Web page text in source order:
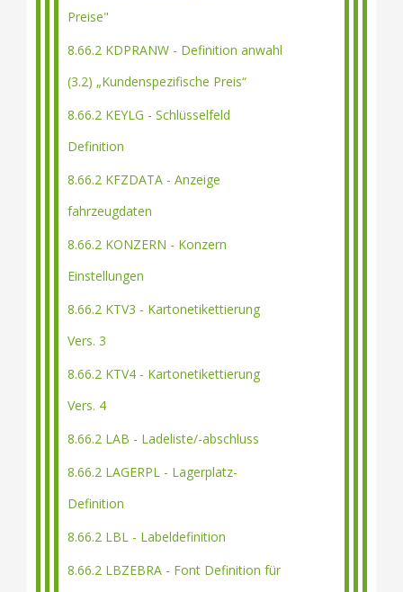
Preise"
8.66.2 KDPRANW - Definition anwahl
(3.2) „Kundenspezifische Preis“
8.66.2 KEYLG - Schlüsselfeld
Definition
8.66.2 KFZDATA - Anzeige
fahrzeugdaten
8.66.2 KONZERN - Konzern
Einstellungen
8.66.2 KTV3 - Kartonetikettierung
Vers. 3
8.66.2 KTV4 - Kartonetikettierung
Vers. 4
8.66.2 LAB - Ladeliste/-abschluss
8.66.2 LAGERPL - Lagerplatz-
Definition
8.66.2 LBL - Labeldefinition
8.66.2 LBZEBRA - Font Definition für